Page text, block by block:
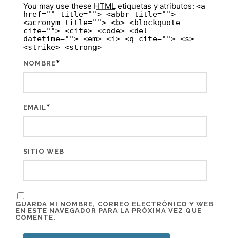
You may use these HTML etiquetas y atributos: <a
href="" title=""> <abbr title="">
<acronym title=""> <b> <blockquote
cite=""> <cite> <code> <del
datetime=""> <em> <i> <q cite=""> <s>
<strike> <strong>
NOMBRE*
EMAIL*
SITIO WEB
GUARDA MI NOMBRE, CORREO ELECTRÓNICO Y WEB
EN ESTE NAVEGADOR PARA LA PRÓXIMA VEZ QUE
COMENTE.